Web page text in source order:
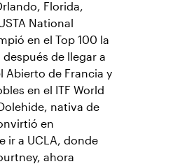
Florida,
National
en el Top 100 la
de llegar a
Abierto de Francia y
en el ITF World
nativa de
en
ir a UCLA, donde
ahora